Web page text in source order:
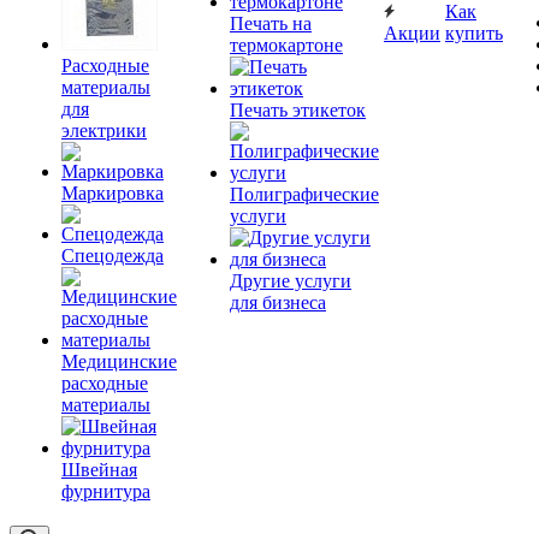
Расходные
материалы
для
электрики
Маркировка
Спецодежда
Медицинские
расходные
материалы
Швейная
фурнитура
Печать на
термокартоне
Печать этикеток
Полиграфические
услуги
Другие услуги
для бизнеса
Акции
Как
купить